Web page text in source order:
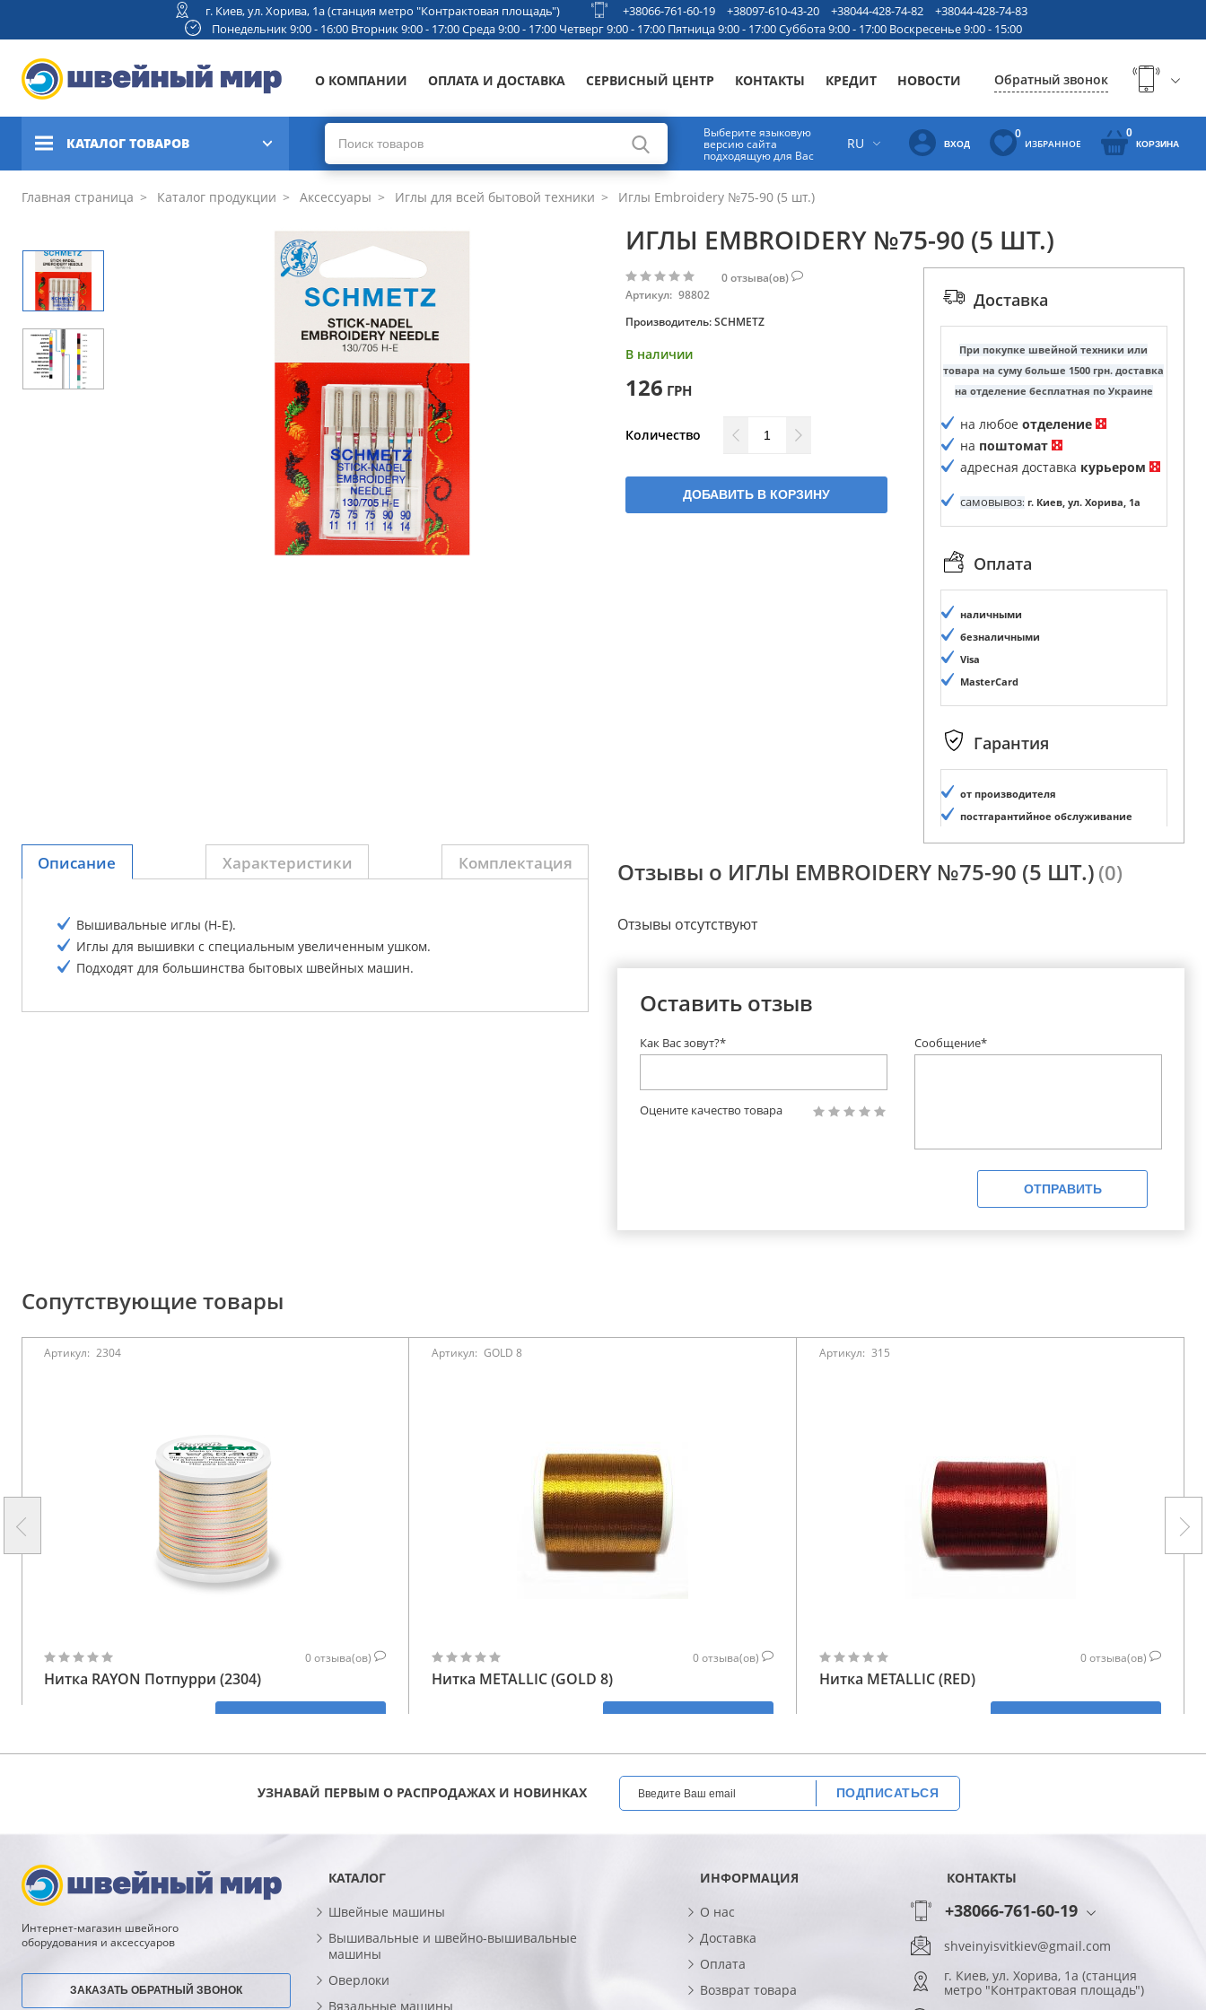
г. Киев, ул. Хорива, 1а (станция метро "Контрактовая площадь") +38066-761-60-19 +38097-610-43-20 +38044-428-74-82
+38044-428-74-83
Понедельник 9:00 - 16:00 Вторник 9:00 - 17:00 Среда 9:00 - 17:00 Четверг 9:00 - 17:00 Пятница 9:00 - 17:00 Суббота 9:00 - 17:00 Воскресенье 9:00 - 15:00
О КОМПАНИИ ОПЛАТА И ДОСТАВКА СЕРВИСНЫЙ ЦЕНТР КОНТАКТЫ КРЕДИТ НОВОСТИ Обратный звонок
КАТАЛОГ ТОВАРОВ
Швейные машины
Коверлоки, оверлоки,
плоскошовные машины
Вязальные машины
Выберите языковую
версию сайта
подходящую для Вас
RU ВХОД
0
ИЗБРАННОЕ
0
КОРЗИНА
Главная страница Каталог продукции Аксессуары Иглы для всей бытовой техники Иглы Embroidery №75-90 (5 шт.)
ИГЛЫ EMBROIDERY №75-90 (5 ШТ.)
0отзыва(ов)
Артикул: 98802
Производитель:SCHMETZ
В наличии
126 ГРН
Количество
ДОБАВИТЬ В КОРЗИНУ
Доставка
При покупке швейной техники или
товара на суму больше 1500 грн. доставка
на отделение бесплатная по Украине
на любое отделение
на поштомат
адресная доставка курьером
самовывоз: г. Киев, ул. Хорива, 1а
Оплата
наличными
безналичными
Visa
MasterCard
Гарантия
от производителя
постгарантийное обслуживание
Описание Характеристики Комплектация
Вышивальные иглы (Н-Е).
Иглы для вышивки с специальным увеличенным ушком.
Подходят для большинства бытовых швейных машин.
Отзывы о ИГЛЫ EMBROIDERY №75-90 (5 ШТ.) (0)
Отзывы отсутствуют
Оставить отзыв
Сообщение*
Как Вас зовут?*
Оцените качество товара
ОТПРАВИТЬ
Сопутствующие товары
Артикул: 2304
0отзыва(ов)
Нитка RAYON Потпурри (2304)
Артикул: GOLD 8
0отзыва(ов)
Нитка METALLIC (GOLD 8)
Артикул: 315
0отзыва(ов)
Нитка METALLIC (RED)
УЗНАВАЙ ПЕРВЫМ О РАСПРОДАЖАХ И НОВИНКАХ ПОДПИСАТЬСЯ
Интернет-магазин швейного
оборудования и аксессуаров
ЗАКАЗАТЬ ОБРАТНЫЙ ЗВОНОК
КАТАЛОГ
Швейные машины
Вышивальные и швейно-вышивальные
машины
Оверлоки
Вязальные машины
ИНФОРМАЦИЯ
О нас
Доставка
Оплата
Возврат товара
КОНТАКТЫ
+38066-761-60-19
shveinyisvitkiev@gmail.com
г. Киев, ул. Хорива, 1а (станция
метро "Контрактовая площадь")